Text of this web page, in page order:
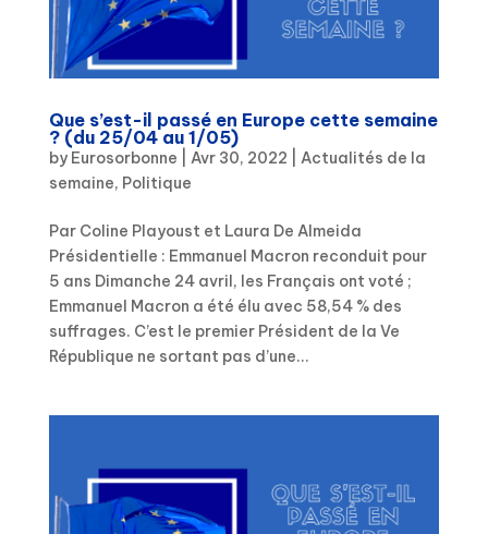
Que s’est-il passé en Europe cette semaine
? (du 25/04 au 1/05)
by Eurosorbonne Avr 30, 2022
Actualités de la
semaine, Politique
Par Coline Playoust et Laura De Almeida
Présidentielle : Emmanuel Macron reconduit pour
5 ans Dimanche 24 avril, les Français ont voté ;
Emmanuel Macron a été élu avec 58,54 % des
suffrages. C’est le premier Président de la Ve
République ne sortant pas d’une...